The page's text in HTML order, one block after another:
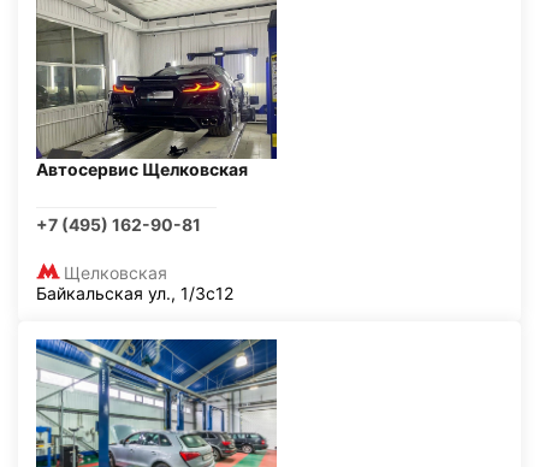
Автосервис Щелковская
+7 (495) 162-90-81
Щелковская
Байкальская ул., 1/3с12